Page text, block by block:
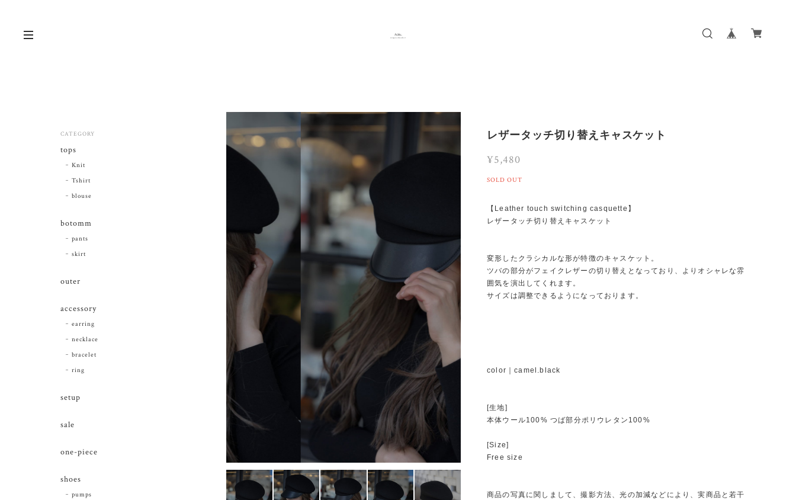
レザータッチ切り替えキャスケット
¥5,480
SOLD OUT
【Leather touch switching casquette】
レザータッチ切り替えキャスケット
変形したクラシカルな形が特徴のキャスケット。
ツバの部分がフェイクレザーの切り替えとなっており、よりオシャレな雰
囲気を演出してくれます。
サイズは調整できるようになっております。
color｜camel.black
[生地]
本体ウール100% つば部分ポリウレタン100%
[Size]
Free size
商品の写真に関しまして、撮影方法、光の加減などにより、実商品と若干
CATEGORY
tops
Knit
Tshirt
blouse
botomm
pants
skirt
outer
accessory
earring
necklace
bracelet
ring
setup
sale
one-piece
shoes
pumps